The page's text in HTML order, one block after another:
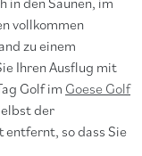
vollkommen
zu einem
Ihren Ausflug mit
Golf im Goese Golf
der
entfernt, so dass Sie